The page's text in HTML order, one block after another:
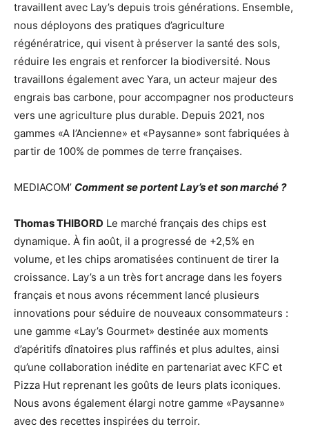
travaillent avec Lay’s depuis trois générations. Ensemble,
nous déployons des pratiques d’agriculture
régénératrice, qui visent à préserver la santé des sols,
réduire les engrais et renforcer la biodiversité. Nous
travaillons également avec Yara, un acteur majeur des
engrais bas carbone, pour accompagner nos producteurs
vers une agriculture plus durable. Depuis 2021, nos
gammes «A l’Ancienne» et «Paysanne» sont fabriquées à
partir de 100% de pommes de terre françaises.
MEDIACOM’ Comment se portent Lay’s et son marché ?
Thomas THIBORD Le marché français des chips est
dynamique. À fin août, il a progressé de +2,5% en
volume, et les chips aromatisées continuent de tirer la
croissance. Lay’s a un très fort ancrage dans les foyers
français et nous avons récemment lancé plusieurs
innovations pour séduire de nouveaux consommateurs :
une gamme «Lay’s Gourmet» destinée aux moments
d’apéritifs dînatoires plus raffinés et plus adultes, ainsi
qu’une collaboration inédite en partenariat avec KFC et
Pizza Hut reprenant les goûts de leurs plats iconiques.
Nous avons également élargi notre gamme «Paysanne»
avec des recettes inspirées du terroir.